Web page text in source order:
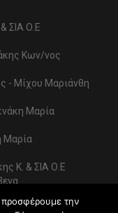
ΣΙΑ Ο.Ε
Κων/νος
- Μίχου Μαριάνθη
Μαρία
Μαρία
Κ. & ΣΙΑ Ο.Ε
προσφέρουμε την